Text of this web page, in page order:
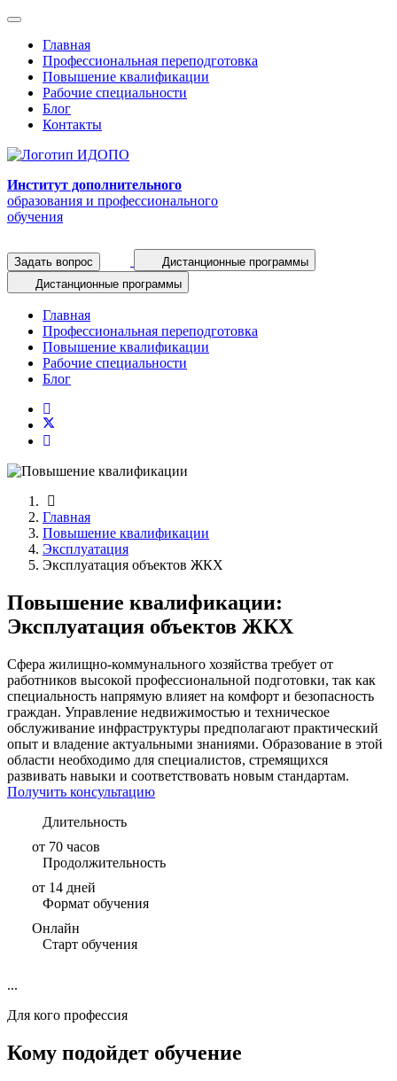
Главная
Профессиональная переподготовка
Повышение квалификации
Рабочие специальности
Блог
Контакты
Институт дополнительного
образования и профессионального
обучения
Задать вопрос
Дистанционные программы
Дистанционные программы
Главная
Профессиональная переподготовка
Повышение квалификации
Рабочие специальности
Блог
Главная
Повышение квалификации
Эксплуатация
Эксплуатация объектов ЖКХ
Повышение квалификации:
Эксплуатация объектов ЖКХ
Сфера жилищно-коммунального хозяйства требует от
работников высокой профессиональной подготовки, так как
специальность напрямую влияет на комфорт и безопасность
граждан. Управление недвижимостью и техническое
обслуживание инфраструктуры предполагают практический
опыт и владение актуальными знаниями. Образование в этой
области необходимо для специалистов, стремящихся
развивать навыки и соответствовать новым стандартам.
Получить консультацию
Длительность
от 70 часов
Продолжительность
от 14 дней
Формат обучения
Онлайн
Старт обучения
...
Для кого профессия
Кому подойдет обучение